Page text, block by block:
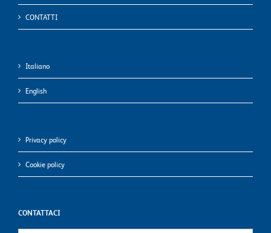
CONTATTI
Italiano
English
Privacy policy
Cookie policy
CONTATTACI